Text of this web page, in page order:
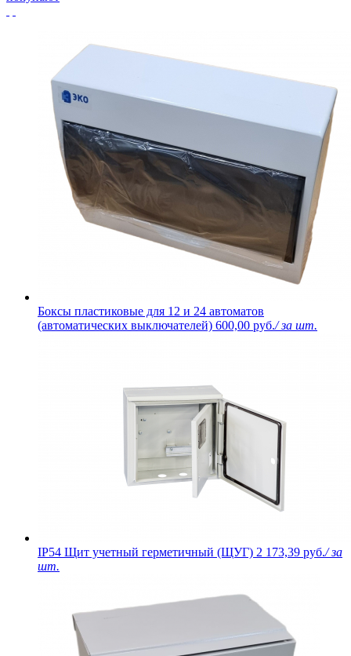
Боксы пластиковые для 12 и 24 автоматов
(автоматических выключателей) 600,00 руб./ за шт.
IP54 Щит учетный герметичный (ЩУГ) 2 173,39 руб./ за
шт.